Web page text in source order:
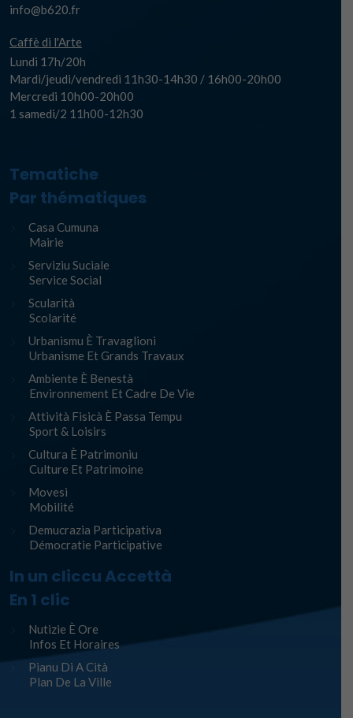
info@b620.fr
Caffè di l'Arte
Lundi 17h/20h
Mardi/jeudi/vendredi 11h30-14h30 / 16h00-20h00
Mercredi 10h00-20h00
1 samedi/2 11h00-12h30
Tematiche
Par thématiques
Casa Cumuna
Mairie
Serviziu Suciale
Service Social
Scularità
Scolarité
Urbanismu È Travaglioni
Urbanisme Et Grands Travaux
Ambiente È Benestà
Environnement Et Cadre De Vie
Attività Fisicà È Passa Tempu
Sport & Loisirs
Cultura È Patrimoniu
Culture Et Patrimoine
Movesi
Mobilité
Demucrazia Participativa
Démocratie Participative
In un cliccu Accettà
En 1 clic
Nutizie È Ore
Infos Et Horaires
Pianu Di A Cità
Plan De La Ville